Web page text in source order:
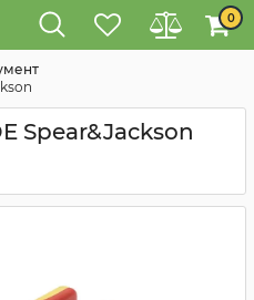
0
Spear&Jackson